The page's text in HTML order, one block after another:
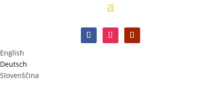
English
Deutsch
Slovenščina